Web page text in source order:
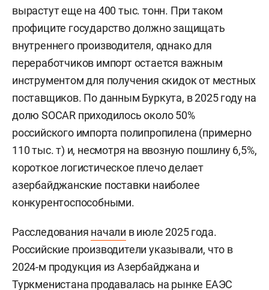
вырастут еще на 400 тыс. тонн. При таком
профиците государство должно защищать
внутреннего производителя, однако для
переработчиков импорт остается важным
инструментом для получения скидок от местных
поставщиков. По данным Буркута, в 2025 году на
долю SOCAR приходилось около 50%
российского импорта полипропилена (примерно
110 тыс. т) и, несмотря на ввозную пошлину 6,5%,
короткое логистическое плечо делает
азербайджанские поставки наиболее
конкурентоспособными.
Расследования начали в июле 2025 года.
Российские производители указывали, что в
2024-м продукция из Азербайджана и
Туркменистана продавалась на рынке ЕАЭС